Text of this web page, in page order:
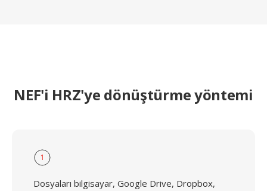
NEF'i HRZ'ye dönüştürme yöntemi
1
Dosyaları bilgisayar, Google Drive, Dropbox,